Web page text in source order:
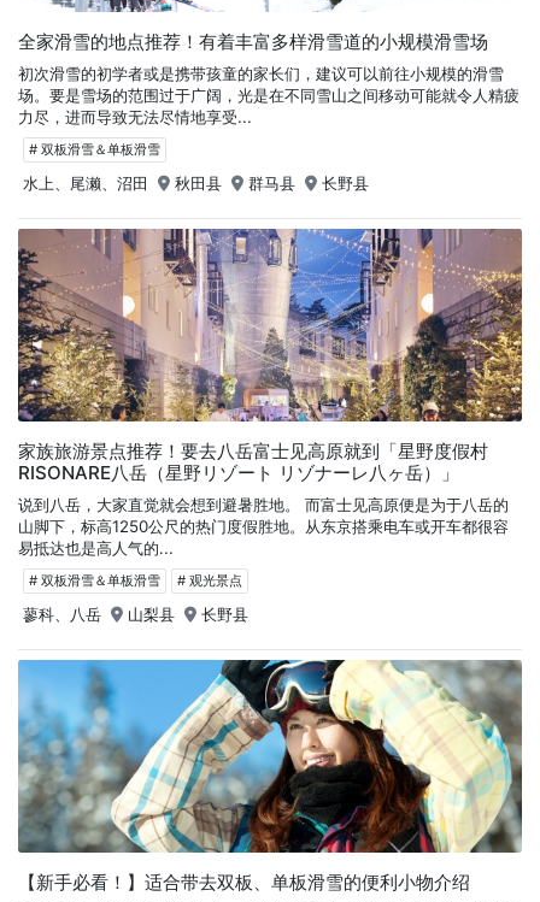
全家滑雪的地点推荐！有着丰富多样滑雪道的小规模滑雪场
初次滑雪的初学者或是携带孩童的家长们，建议可以前往小规模的滑雪
场。要是雪场的范围过于广阔，光是在不同雪山之间移动可能就令人精疲
力尽，进而导致无法尽情地享受...
# 双板滑雪＆单板滑雪
水上、尾濑、沼田 秋田县 群马县 长野县
家族旅游景点推荐！要去八岳富士见高原就到「星野度假村
RISONARE八岳（星野リゾート リゾナーレ八ヶ岳）」
说到八岳，大家直觉就会想到避暑胜地。 而富士见高原便是为于八岳的
山脚下，标高1250公尺的热门度假胜地。从东京搭乘电车或开车都很容
易抵达也是高人气的...
# 双板滑雪＆单板滑雪 # 观光景点
蓼科、八岳 山梨县 长野县
【新手必看！】适合带去双板、单板滑雪的便利小物介绍